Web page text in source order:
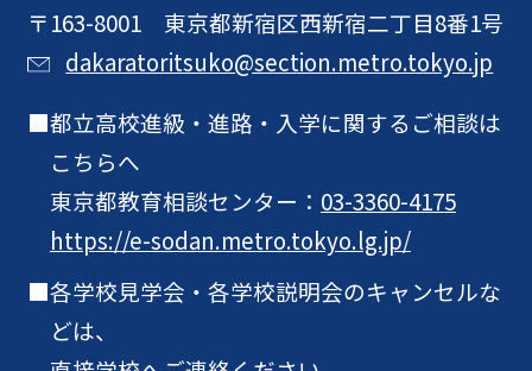
〒163-8001 東京都新宿区西新宿二丁目8番1号
dakaratoritsuko@section.metro.tokyo.jp
都立高校進級・進路・入学に関するご相談は
こちらへ
東京都教育相談センター： 03-3360-4175
https://e-sodan.metro.tokyo.lg.jp/
各学校見学会・各学校説明会のキャンセルな
どは、